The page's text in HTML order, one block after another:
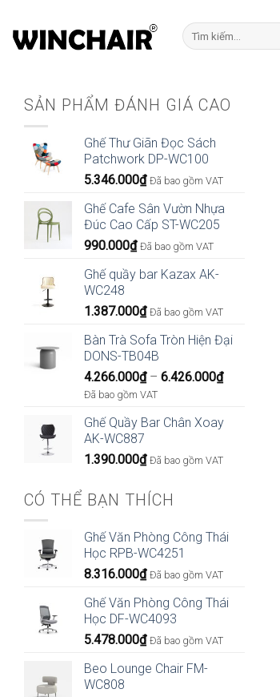
qua
Tìm
kiếm:
SẢN PHẨM ĐÁNH GIÁ CAO
Ghế Thư Giãn Đọc Sách
Patchwork DP-WC100
5.346.000₫ Đã bao gồm VAT
Ghế Cafe Sân Vườn Nhựa
Đúc Cao Cấp ST-WC205
990.000₫ Đã bao gồm VAT
Ghế quầy bar Kazax AK-
WC248
1.387.000₫ Đã bao gồm VAT
Bàn Trà Sofa Tròn Hiện Đại
DONS-TB04B
4.266.000₫ – 6.426.000₫Khoảng
4.266.000₫
6.426.000₫
Đã bao gồm VAT
Ghế Quầy Bar Chân Xoay
AK-WC887
1.390.000₫ Đã bao gồm VAT
CÓ THỂ BẠN THÍCH
Ghế Văn Phòng Công Thái
Học RPB-WC4251
8.316.000₫ Đã bao gồm VAT
Ghế Văn Phòng Công Thái
Học DF-WC4093
5.478.000₫ Đã bao gồm VAT
Beo Lounge Chair FM-
WC808